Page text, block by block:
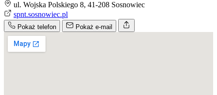
ul. Wojska Polskiego 8, 41-208 Sosnowiec
spnt.sosnowiec.pl
Pokaż telefon Pokaż e-mail